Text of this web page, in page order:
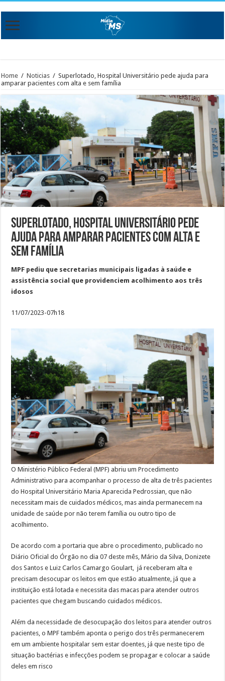
Home / Noticias / Superlotado, Hospital Universitário pede ajuda para
amparar pacientes com alta e sem família
Superlotado, Hospital Universitário pede
ajuda para amparar pacientes com alta e
sem família
MPF pediu que secretarias municipais ligadas à saúde e
assistência social que providenciem acolhimento aos três
idosos
11/07/2023-07h18
O Ministério Público Federal (MPF) abriu um Procedimento
Administrativo para acompanhar o processo de alta de três pacientes
do Hospital Universitário Maria Aparecida Pedrossian, que não
necessitam mais de cuidados médicos, mas ainda permanecem na
unidade de saúde por não terem família ou outro tipo de
acolhimento.
De acordo com a portaria que abre o procedimento, publicado no
Diário Oficial do Órgão no dia 07 deste mês, Mário da Silva, Donizete
dos Santos e Luiz Carlos Camargo Goulart, já receberam alta e
precisam desocupar os leitos em que estão atualmente, já que a
instituição está lotada e necessita das macas para atender outros
pacientes que chegam buscando cuidados médicos.
Além da necessidade de desocupação dos leitos para atender outros
pacientes, o MPF também aponta o perigo dos três permanecerem
em um ambiente hospitalar sem estar doentes, já que neste tipo de
situação bactérias e infecções podem se propagar e colocar a saúde
deles em risco